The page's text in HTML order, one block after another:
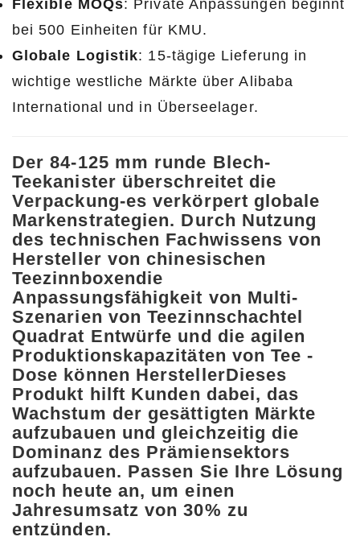
Flexible MOQs: Private Anpassungen beginnt
bei 500 Einheiten für KMU.
Globale Logistik: 15-tägige Lieferung in
wichtige westliche Märkte über Alibaba
International und in Überseelager.
Der 84-125 mm runde Blech-
Teekanister überschreitet die
Verpackung-es verkörpert globale
Markenstrategien. Durch Nutzung
des technischen Fachwissens von
Hersteller von chinesischen
Teezinnboxendie
Anpassungsfähigkeit von Multi-
Szenarien vonTeezinnschachtel
Quadrat Entwürfe und die agilen
Produktionskapazitäten vonTee -
Dose können HerstellerDieses
Produkt hilft Kunden dabei, das
Wachstum der gesättigten Märkte
aufzubauen und gleichzeitig die
Dominanz des Prämiensektors
aufzubauen. Passen Sie Ihre Lösung
noch heute an, um einen
Jahresumsatz von 30% zu
entzünden.